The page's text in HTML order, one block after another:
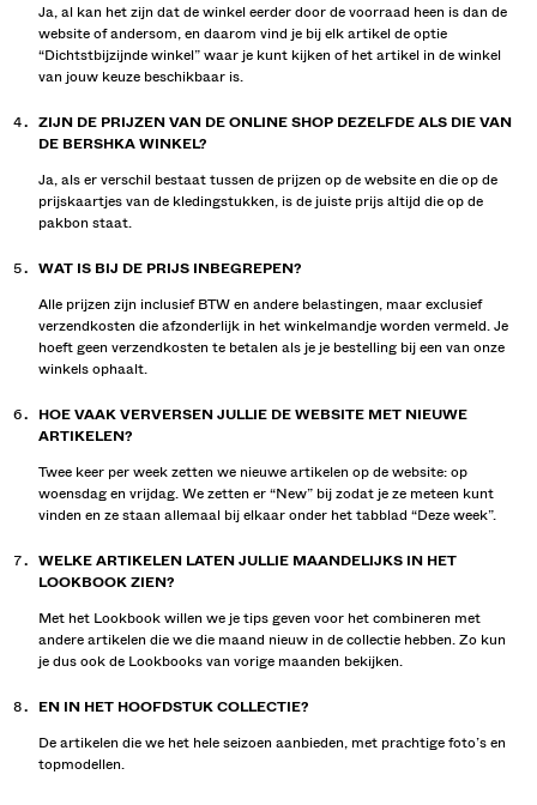
Ja, al kan het zijn dat de winkel eerder door de voorraad heen is dan de
website of andersom, en daarom vind je bij elk artikel de optie
“Dichtstbijzijnde winkel” waar je kunt kijken of het artikel in de winkel
van jouw keuze beschikbaar is.
ZIJN DE PRIJZEN VAN DE ONLINE SHOP DEZELFDE ALS DIE VAN
DE BERSHKA WINKEL?
Ja, als er verschil bestaat tussen de prijzen op de website en die op de
prijskaartjes van de kledingstukken, is de juiste prijs altijd die op de
pakbon staat.
WAT IS BIJ DE PRIJS INBEGREPEN?
Alle prijzen zijn inclusief BTW en andere belastingen, maar exclusief
verzendkosten die afzonderlijk in het winkelmandje worden vermeld. Je
hoeft geen verzendkosten te betalen als je je bestelling bij een van onze
winkels ophaalt.
HOE VAAK VERVERSEN JULLIE DE WEBSITE MET NIEUWE
ARTIKELEN?
Twee keer per week zetten we nieuwe artikelen op de website: op
woensdag en vrijdag. We zetten er “New” bij zodat je ze meteen kunt
vinden en ze staan allemaal bij elkaar onder het tabblad “Deze week”.
WELKE ARTIKELEN LATEN JULLIE MAANDELIJKS IN HET
LOOKBOOK ZIEN?
Met het Lookbook willen we je tips geven voor het combineren met
andere artikelen die we die maand nieuw in de collectie hebben. Zo kun
je dus ook de Lookbooks van vorige maanden bekijken.
EN IN HET HOOFDSTUK COLLECTIE?
De artikelen die we het hele seizoen aanbieden, met prachtige foto’s en
topmodellen.